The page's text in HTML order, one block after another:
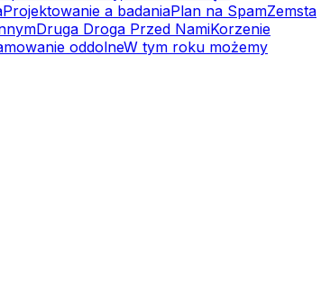
Projektowanie a badaniaPlan na SpamZemsta
Druga Droga Przed NamiKorzenie
oddolneW tym roku możemy